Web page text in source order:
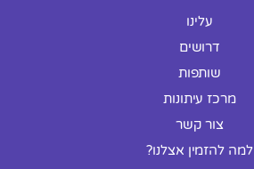
עלינו
דרושים
שותפות
מרכז עיתונות
צור קשר
למה להזמין אצלנו?